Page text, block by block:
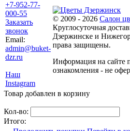
+7-952-77-
000-55
Заказать
звонок
Email:
admin@buket-
dzr.ru
Наш
Instagram
© 2009 - 2026 Салон
Круглосуточная
Дзержинске и
права защищены.
Информация на сайте
ознакомления - не
Товар добавлен в корзину
Кол-во:
Итого: